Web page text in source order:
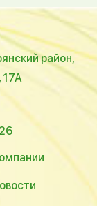
район,
17А